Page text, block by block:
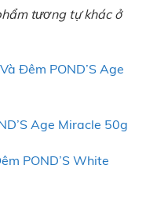
tương tự khác ở
Đêm POND’S Age
Age Miracle 50g
POND’S White